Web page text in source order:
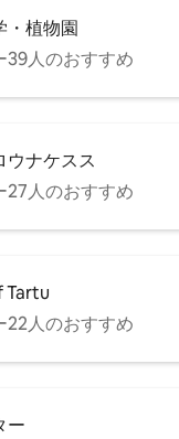
・植物園
39人のおすすめ
ウナケスス
27人のおすすめ
Tartu
22人のおすすめ
ー